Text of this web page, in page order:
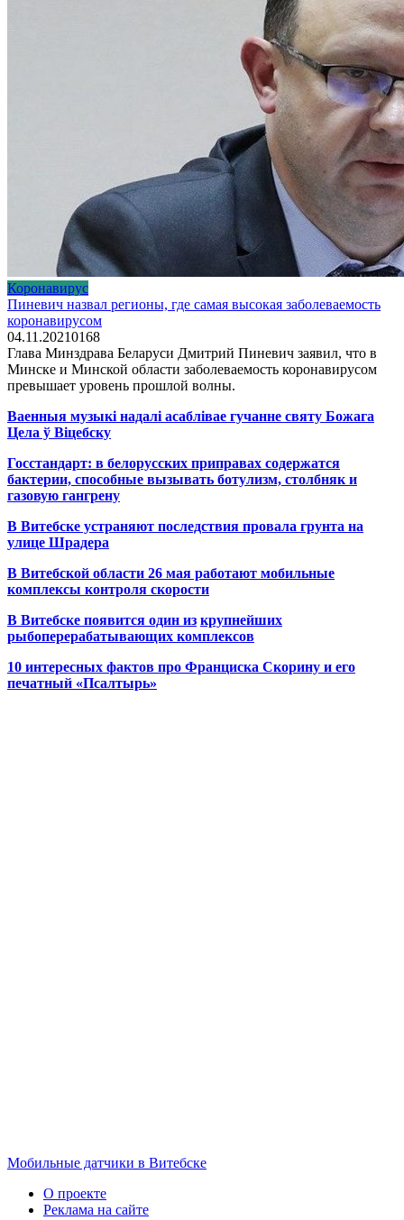
Коронавирус
Пиневич назвал регионы, где самая высокая заболеваемость
коронавирусом
04.11.20210168
Глава Минздрава Беларуси Дмитрий Пиневич заявил, что в
Минске и Минской области заболеваемость коронавирусом
превышает уровень прошлой волны.
Ваенныя музыкі надалі асаблівае гучанне святу Божага
Цела ў Віцебску
Госстандарт: в белорусских приправах содержатся
бактерии, способные вызывать ботулизм, столбняк и
газовую гангрену
В Витебске устраняют последствия провала грунта на
улице Шрадера
В Витебской области 26 мая работают мобильные
комплексы контроля скорости
В Витебске появится один из крупнейших
рыбоперерабатывающих комплексов
10 интересных фактов про Франциска Скорину и его
печатный «Псалтырь»
Мобильные датчики в Витебске
О проекте
Реклама на сайте